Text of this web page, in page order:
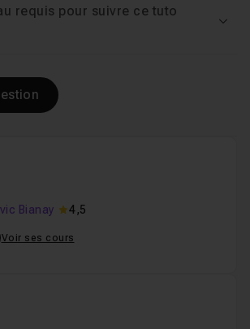
DES CONTACTS GMAIL
Bianay 4,5
Voir ses cours
requis pour suivre ce tuto